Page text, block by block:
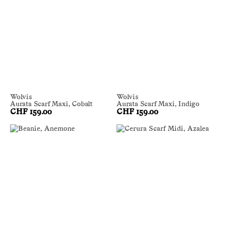
Wolvis
Aurata Scarf Maxi, Cobalt
CHF 159.00
Wolvis
Aurata Scarf Maxi, Indigo
CHF 159.00